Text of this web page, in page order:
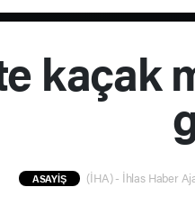
kaçak
ASAYİŞ (İHA) - İhlas Haber